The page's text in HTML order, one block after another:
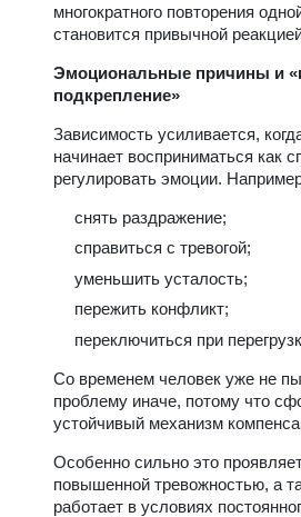
многократного повторения
становится привычной
Эмоциональные причины и
подкрепление»
Зависимость усиливается,
начинает восприниматься как
регулировать эмоции.
снять раздражение;
справиться с тревогой;
уменьшить усталость;
пережить конфликт;
переключиться при
Со временем человек уже не
проблему иначе, потому что
устойчивый механизм
Особенно сильно это
повышенной тревожностью, а
работает в условиях